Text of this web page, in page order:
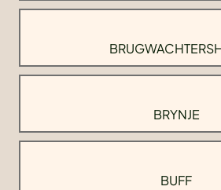
BRYNJE
BUFF